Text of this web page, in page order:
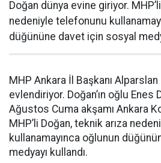
Doğan dünya evine giriyor.
nedeniyle telefonunu
düğününe davet için sosyal
MHP Ankara İl Başkanı
evlendiriyor. Doğan’ın oğlu Enes
Ağustos Cuma akşamı Ankara
MHP’li Doğan, teknik arıza
kullanamayınca oğlunun
medyayı kullandı.